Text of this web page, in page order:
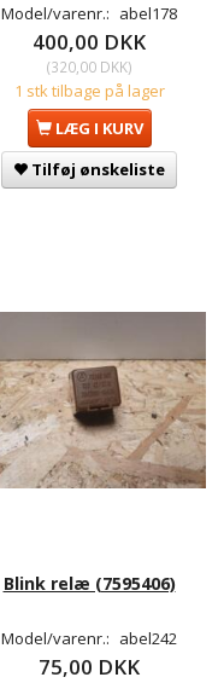
Model/varenr.: abel178
400,00 DKK
(320,00 DKK)
1 stk tilbage på lager
LÆG I KURV
Tilføj ønskeliste
Blink relæ (7595406)
Model/varenr.: abel242
75,00 DKK